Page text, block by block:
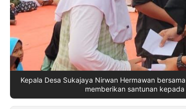
Kepala Desa Sukajaya Nirwan Hermawan
memberikan santunan